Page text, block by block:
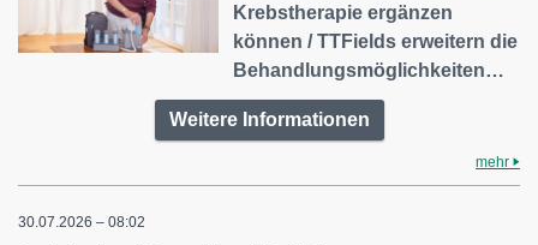
Krebstherapie ergänzen
können / TTFields erweitern die
Behandlungsmöglichkeiten…
Weitere Informationen
mehr
30.07.2026 – 08:02